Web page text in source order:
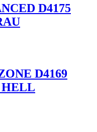
D4175
D4169
HELL